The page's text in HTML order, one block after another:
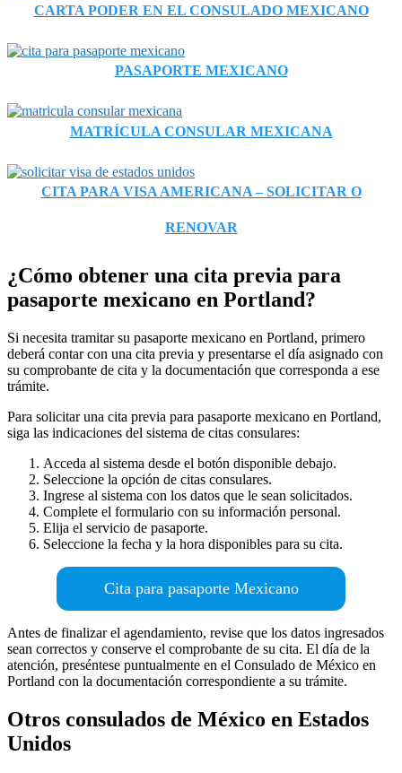
CARTA PODER EN EL CONSULADO MEXICANO
PASAPORTE MEXICANO
MATRÍCULA CONSULAR MEXICANA
CITA PARA VISA AMERICANA – SOLICITAR O
RENOVAR
¿Cómo obtener una cita previa para
pasaporte mexicano en Portland?
Si necesita tramitar su pasaporte mexicano en Portland, primero
deberá contar con una cita previa y presentarse el día asignado con
su comprobante de cita y la documentación que corresponda a ese
trámite.
Para solicitar una cita previa para pasaporte mexicano en Portland,
siga las indicaciones del sistema de citas consulares:
Acceda al sistema desde el botón disponible debajo.
Seleccione la opción de citas consulares.
Ingrese al sistema con los datos que le sean solicitados.
Complete el formulario con su información personal.
Elija el servicio de pasaporte.
Seleccione la fecha y la hora disponibles para su cita.
Cita para pasaporte Mexicano
Antes de finalizar el agendamiento, revise que los datos ingresados
sean correctos y conserve el comprobante de su cita. El día de la
atención, preséntese puntualmente en el Consulado de México en
Portland con la documentación correspondiente a su trámite.
Otros consulados de México en Estados
Unidos